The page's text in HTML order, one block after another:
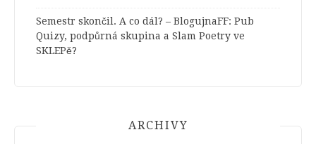
Semestr skončil. A co dál? – BlogujnaFF: Pub
Quizy, podpůrná skupina a Slam Poetry ve
SKLEPě?
ARCHIVY